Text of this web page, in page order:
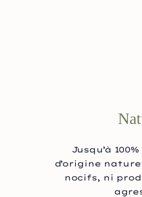
Jusqu’à
d’origine
nocifs, ni